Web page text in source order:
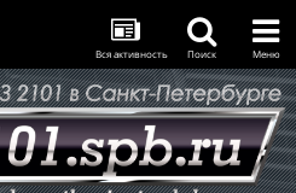
Вся активность Поиск Меню